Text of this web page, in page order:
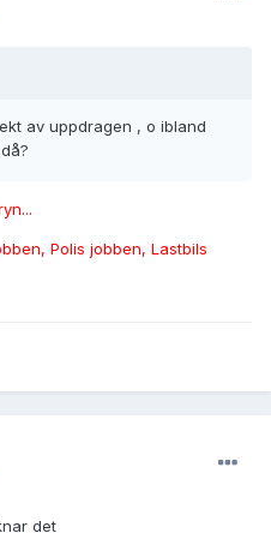
av uppdragen , o ibland
Polis jobben, Lastbils
det